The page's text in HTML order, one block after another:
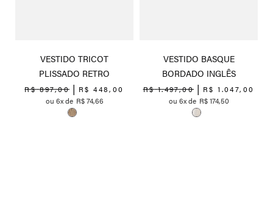
VESTIDO TRICOT
PLISSADO RETRO
R$ 897,00 R$ 448, 00
6
R$74,66
VESTIDO BASQUE
BORDADO INGLÊS
R$ 1.497,00 R$ 1.047, 00
6
R$174,50